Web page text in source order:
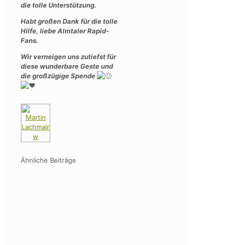
die tolle Unterstützung.
Habt großen Dank für die tolle
Hilfe, liebe Almtaler Rapid-
Fans.
Wir verneigen uns zutiefst für
diese wunderbare Geste und
die großzügige Spende
Ähnliche Beiträge